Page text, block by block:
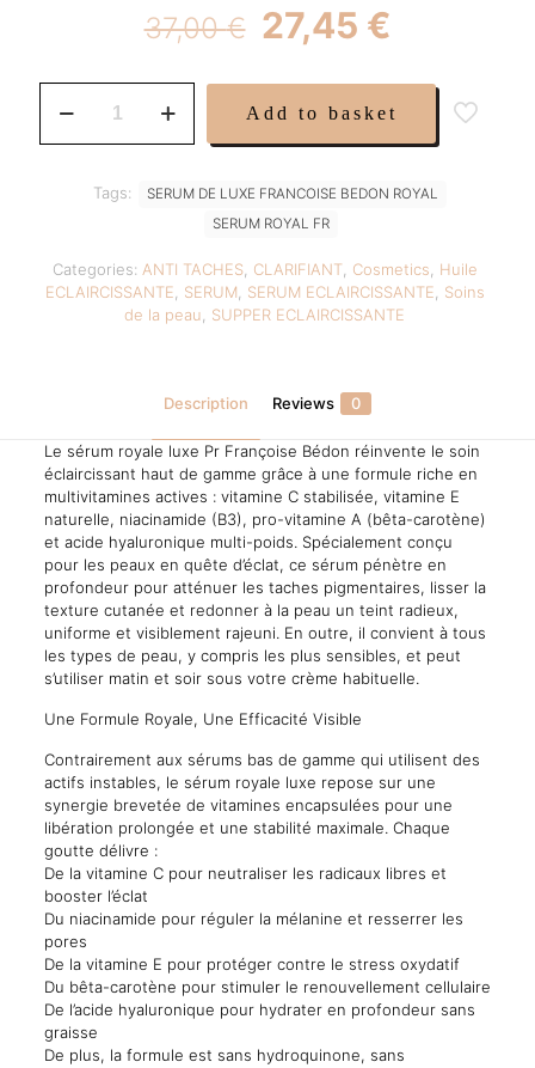
37,00€ Original
price
was:
37,00 €.
27,45 €
is:
27,45 €.
Royale
Éclaircissant
Multivitamines
Unifié
quantity
Add to basket
Categories: ANTI TACHES, CLARIFIANT, Cosmetics
Huile
ECLAIRCISSANTE
SERUM SERUM ECLAIRCISSANTE
Soins
de la peau
SUPPER ECLAIRCISSANTE
Tags:
SERUM DE LUXE FRANCOISE BEDON ROYAL
SERUM ROYAL FR
Description Reviews 0
Le sérum royale luxe Pr Françoise Bédon réinvente le soin
éclaircissant haut de gamme grâce à une formule riche en
multivitamines actives : vitamine C stabilisée, vitamine E
naturelle, niacinamide (B3), pro-vitamine A (bêta-carotène)
et acide hyaluronique multi-poids. Spécialement conçu
pour les peaux en quête d’éclat, ce sérum pénètre en
profondeur pour atténuer les taches pigmentaires, lisser la
texture cutanée et redonner à la peau un teint radieux,
uniforme et visiblement rajeuni. En outre, il convient à tous
les types de peau, y compris les plus sensibles, et peut
s’utiliser matin et soir sous votre crème habituelle.
Une Formule Royale, Une Efficacité Visible
Contrairement aux sérums bas de gamme qui utilisent des
actifs instables, le sérum royale luxe repose sur une
synergie brevetée de vitamines encapsulées pour une
libération prolongée et une stabilité maximale. Chaque
goutte délivre :
De la vitamine C pour neutraliser les radicaux libres et
booster l’éclat
Du niacinamide pour réguler la mélanine et resserrer les
pores
De la vitamine E pour protéger contre le stress oxydatif
Du bêta-carotène pour stimuler le renouvellement cellulaire
De l’acide hyaluronique pour hydrater en profondeur sans
graisse
De plus, la formule est sans hydroquinone, sans